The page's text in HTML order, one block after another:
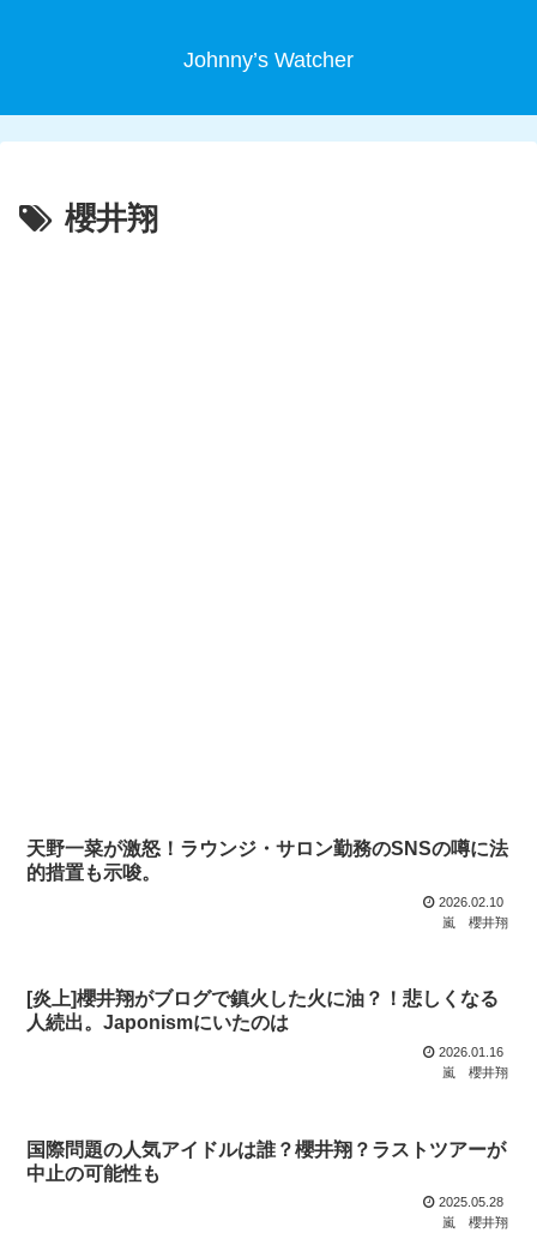
Johnny’s Watcher
櫻井翔
天野一菜が激怒！ラウンジ・サロン勤務のSNSの噂に法
的措置も示唆。
2026.02.10
嵐
櫻井翔
[炎上]櫻井翔がブログで鎮火した火に油？！悲しくなる
人続出。Japonismにいたのは
2026.01.16
嵐
櫻井翔
国際問題の人気アイドルは誰？櫻井翔？ラストツアーが
中止の可能性も
2025.05.28
嵐
櫻井翔